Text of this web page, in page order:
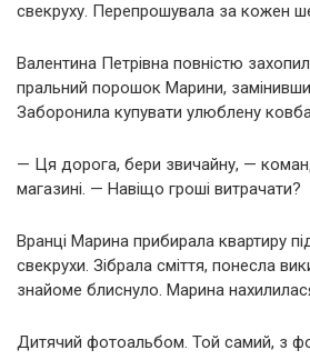
свекруху. Перепрошувала за кожен
Валентина Петрівна повністю
пральний порошок Марини,
Заборонила купувати улюблену
— Ця дорога, бери звичайну, —
магазині. — Навіщо гроші витрачати?
Вранці Марина прибирала квартиру
свекрухи. Зібрала сміття, понесла
знайоме блиснуло. Марина
Дитячий фотоальбом. Той самий, з